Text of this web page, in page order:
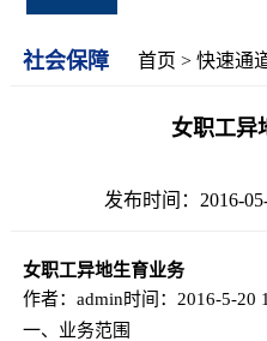
社会保障 首页 >快速通
女职工异
发布时间：2016-
女职工异地生育业务
作者：admin时间：2016-5-20
一、业务范围